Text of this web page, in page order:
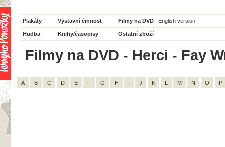
Plakáty Výstavní činnost Filmy na DVD English version
Hudba Knihy/časopisy Ostatní zboží
Filmy na DVD - Herci - Fay
A B C D E F G H I J K L M N O P